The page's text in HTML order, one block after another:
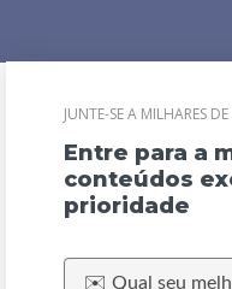
JUNTE-SE A MILHARES
Entre para a
conteúdos
prioridade